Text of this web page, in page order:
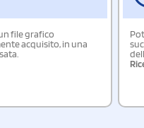
file grafico
acquisito, in una